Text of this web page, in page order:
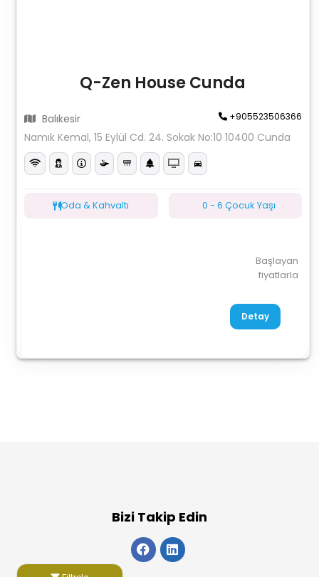
Q-Zen House Cunda
Balıkesir +905523506366
Namık Kemal, 15 Eylül Cd. 24. Sokak No:10 10400 Cunda
Oda & Kahvaltı 0 - 6 Çocuk Yaşı
Başlayan
fiyatlarla
Detay
Bizi Takip Edin